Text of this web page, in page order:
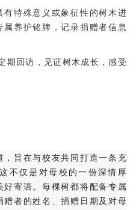
特殊意义或象征性的树木进
养护铭牌，记录捐赠者信息
期回访，见证树木成长，感受
旨在与校友共同打造一条充
不仅是对母校的一份深情厚
寄语。每棵树都将配备专属
者的姓名、捐赠日期及对母